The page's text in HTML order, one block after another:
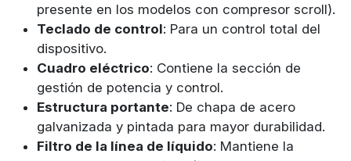
presente en los modelos con compresor scroll).
Teclado de control: Para un control total del
dispositivo.
Cuadro eléctrico: Contiene la sección de
gestión de potencia y control.
Estructura portante: De chapa de acero
galvanizada y pintada para mayor durabilidad.
Filtro de la línea de líquido: Mantiene la